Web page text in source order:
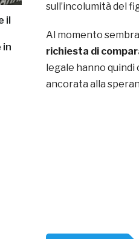
il
in
sull’incolumità del
Al momento
richiesta di
legale hanno
ancorata alla